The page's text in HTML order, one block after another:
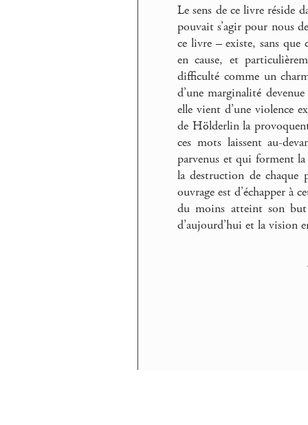
Le sens de ce livre réside
pouvait s’agir pour nous
ce livre – existe, sans
en cause, et
difficulté comme un
d’une marginalité
elle vient d’une violence
de Hölderlin la
ces mots laissent au-
parvenus et qui forment
la destruction de chaque
ouvrage est d’échapper à
du moins atteint son but
d’aujourd’hui et la vision